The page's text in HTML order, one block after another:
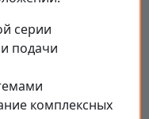
серии
подачи
комплексных